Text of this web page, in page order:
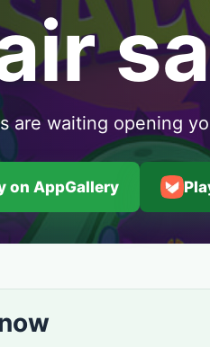
are waiting opening
on AppGallery